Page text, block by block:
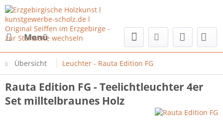
Menü
Übersicht Leuchter - Rauta Edition FG
Rauta Edition FG - Teelichtleuchter 4er
Set milltelbraunes Holz